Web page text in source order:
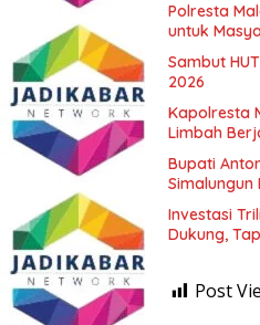
Polresta
untuk
Sambut
2026
Kapolresta
Limbah
Bupati
Investasi
Dukung,
Post